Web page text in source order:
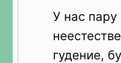
У нас
гудение,